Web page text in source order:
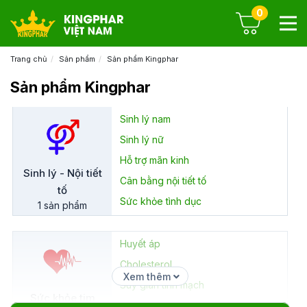
0
Trang chủ Sản phẩm Sản phẩm Kingphar
Sản phẩm Kingphar
Sinh lý - Nội tiết
tố
1 sản phẩm
Sinh lý nam
Sinh lý nữ
Hỗ trợ mãn kinh
Cân bằng nội tiết tố
Sức khỏe tình dục
Huyết áp
Cholesterol
Suy giãn tĩnh mạch
Xem thêm